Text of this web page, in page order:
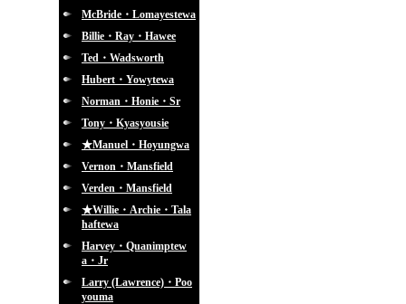
McBride・Lomayestewa
Billie・Ray・Hawee
Ted・Wadsworth
Hubert・Yowytewa
Norman・Honie・Sr
Tony・Kyasyousie
★Manuel・Hoyungwa
Vernon・Mansfield
Verden・Mansfield
★Willie・Archie・Tala
haftewa
Harvey・Quanimptew
a・Jr
Larry (Lawrence)・Poo
youma